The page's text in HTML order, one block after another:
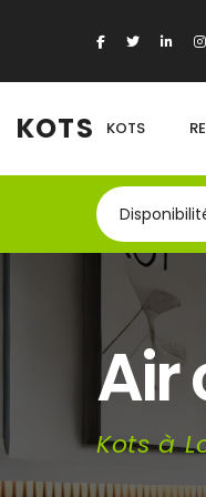
KOTS KOTS
Air
Kots à